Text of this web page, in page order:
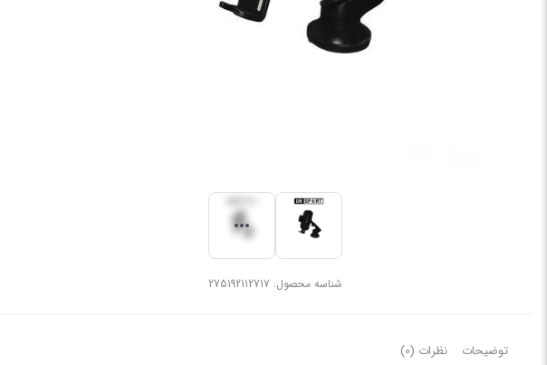
شناسه محصول: 275192112717
توضیحات نظرات (0)